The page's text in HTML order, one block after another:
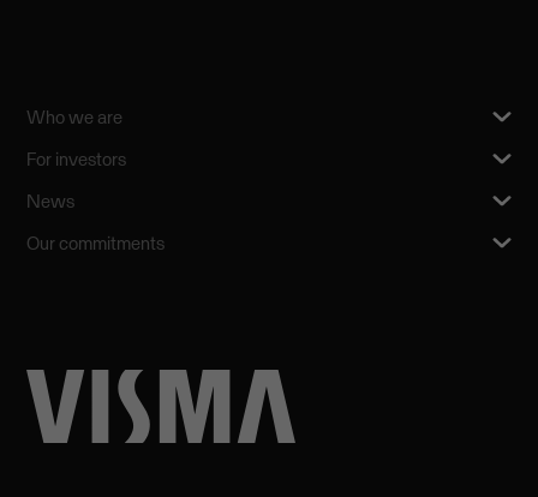
Who we are
For investors
News
Our commitments